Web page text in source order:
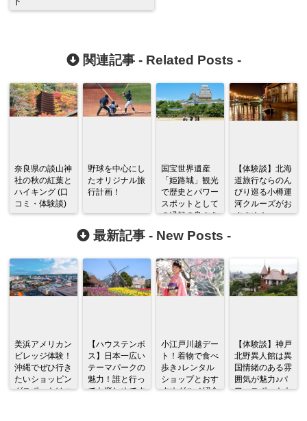
関連記事 - Related Posts -
奈良県の談山神
社の秋の紅葉と
ハイキング (口
コミ・体験談)
野球を中心にし
たオリジナル旅
行計画！
国宝世界遺産
「姫路城」観光
で歴史とパワー
スポットとして
の縁起の良さを
体験談)
【体験談】北海
道旅行ならのん
びり巡る小樽運
河クルーズがお
すすめ！
最新記事 - New Posts -
美浜アメリカン
ビレッジ体験！
沖縄でぜひ行き
たいショッピン
グスポットはコ
【ハウステンボ
ス】日本一広い
テーマパークの
魅力！誰と行っ
ても楽しめてす
小江戸川越デー
ト！着物で食べ
歩き♪レンタル
ショップとおす
すめグルメ紹介
【体験談】神戸
北野異人館は異
国情緒のある雰
囲気が魅力♪パ
ワースポットも